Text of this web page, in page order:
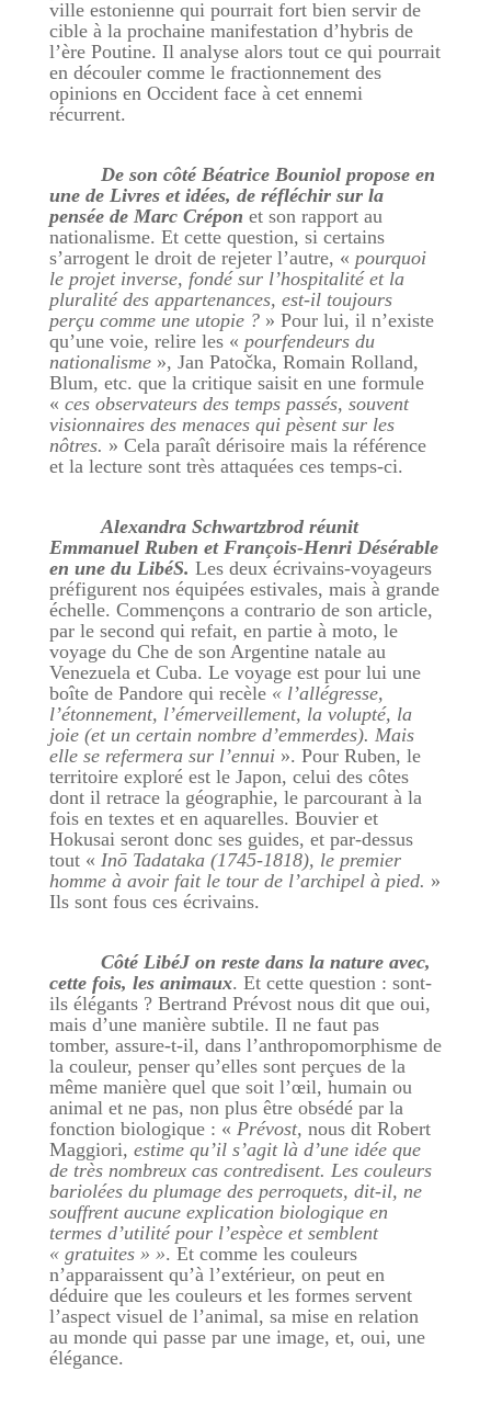
ville estonienne qui pourrait fort bien servir de
cible à la prochaine manifestation d’hybris de
l’ère Poutine. Il analyse alors tout ce qui pourrait
en découler comme le fractionnement des
opinions en Occident face à cet ennemi
récurrent.
De son côté Béatrice Bouniol propose en
une de Livres et idées, de réfléchir sur la
pensée de Marc Crépon et son rapport au
nationalisme. Et cette question, si certains
s’arrogent le droit de rejeter l’autre, « pourquoi
le projet inverse, fondé sur l’hospitalité et la
pluralité des appartenances, est-il toujours
perçu comme une utopie ?» Pour lui, il n’existe
qu’une voie, relire les « pourfendeurs du
nationalisme», Jan Patočka, Romain Rolland,
Blum, etc. que la critique saisit en une formule
« ces observateurs des temps passés, souvent
visionnaires des menaces qui pèsent sur les
nôtres. » Cela paraît dérisoire mais la référence
et la lecture sont très attaquées ces temps-ci.
Alexandra Schwartzbrod réunit
Emmanuel Ruben et François-Henri Désérable
en une du LibéS. Les deux écrivains-voyageurs
préfigurent nos équipées estivales, mais à grande
échelle. Commençons a contrario de son article,
par le second qui refait, en partie à moto, le
voyage du Che de son Argentine natale au
Venezuela et Cuba. Le voyage est pour lui une
boîte de Pandore qui recèle « l’allégresse,
l’étonnement, l’émerveillement, la volupté, la
joie (et un certain nombre d’emmerdes). Mais
elle se refermera sur l’ennui». Pour Ruben, le
territoire exploré est le Japon, celui des côtes
dont il retrace la géographie, le parcourant à la
fois en textes et en aquarelles. Bouvier et
Hokusai seront donc ses guides, et par-dessus
tout « Inō Tadataka (1745-1818), le premier
homme à avoir fait le tour de l’archipel à pied. »
Ils sont fous ces écrivains.
Côté LibéJ on reste dans la nature avec,
cette fois, les animaux. Et cette question : sont-
ils élégants ? Bertrand Prévost nous dit que oui,
mais d’une manière subtile. Il ne faut pas
tomber, assure-t-il, dans l’anthropomorphisme de
la couleur, penser qu’elles sont perçues de la
même manière quel que soit l’œil, humain ou
animal et ne pas, non plus être obsédé par la
fonction biologique : « Prévost, nous dit Robert
Maggiori, estime qu’il s’agit là d’une idée que
de très nombreux cas contredisent. Les couleurs
bariolées du plumage des perroquets, dit-il, ne
souffrent aucune explication biologique en
termes d’utilité pour l’espèce et semblent
« gratuites » ». Et comme les couleurs
n’apparaissent qu’à l’extérieur, on peut en
déduire que les couleurs et les formes servent
l’aspect visuel de l’animal, sa mise en relation
au monde qui passe par une image, et, oui, une
élégance.